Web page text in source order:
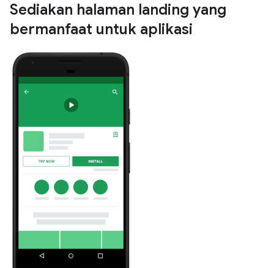
Sediakan halaman landing yang
bermanfaat untuk aplikasi